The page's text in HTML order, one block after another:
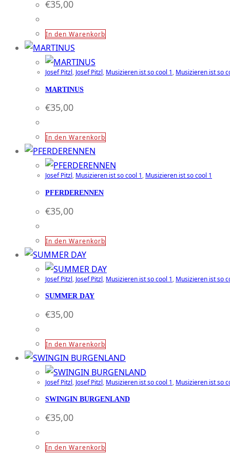
€35,00
In den Warenkorb
Josef Pitzl, Josef Pitzl, Musizieren ist so cool 1, Musizieren ist so
MARTINUS
€35,00
In den Warenkorb
Josef Pitzl, Musizieren ist so cool 1, Musizieren ist so cool 1
PFERDERENNEN
€35,00
In den Warenkorb
Josef Pitzl, Josef Pitzl, Musizieren ist so cool 1, Musizieren ist so
SUMMER DAY
€35,00
In den Warenkorb
Josef Pitzl, Josef Pitzl, Musizieren ist so cool 1, Musizieren ist so
SWINGIN BURGENLAND
€35,00
In den Warenkorb